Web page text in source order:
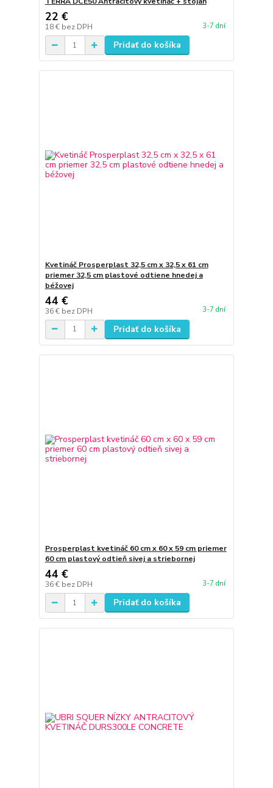
22 €
18 € bez DPH 3-7 dní
Pridať do košíka
Kvetináč Prosperplast 32,5 cm x 32,5 x 61 cm
priemer 32,5 cm plastové odtiene hnedej a
béžovej
44 €
36 € bez DPH 3-7 dní
Pridať do košíka
Prosperplast kvetináč 60 cm x 60 x 59 cm priemer
60 cm plastový odtieň sivej a striebornej
44 €
36 € bez DPH 3-7 dní
Pridať do košíka